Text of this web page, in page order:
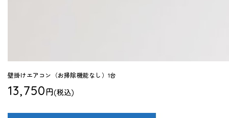
壁掛けエアコン（お掃除機能なし）1台
13,750円(税込)